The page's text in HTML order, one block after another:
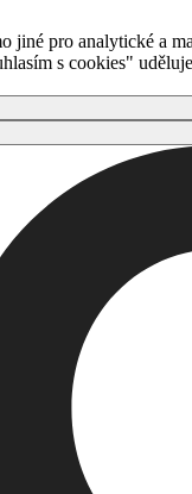
jiné pro analytické a
s cookies"